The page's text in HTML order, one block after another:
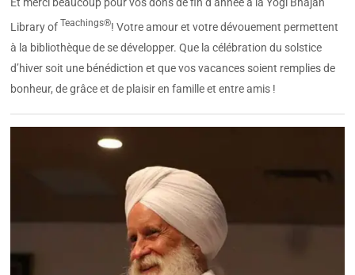
Library of Teachings®! Votre amour et votre dévouement permettent
à la bibliothèque de se développer. Que la célébration du solstice
d’hiver soit une bénédiction et que vos vacances soient remplies de
bonheur, de grâce et de plaisir en famille et entre amis !